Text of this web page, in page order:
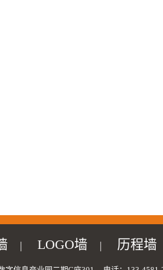
| LOGO墙 | 历程墙